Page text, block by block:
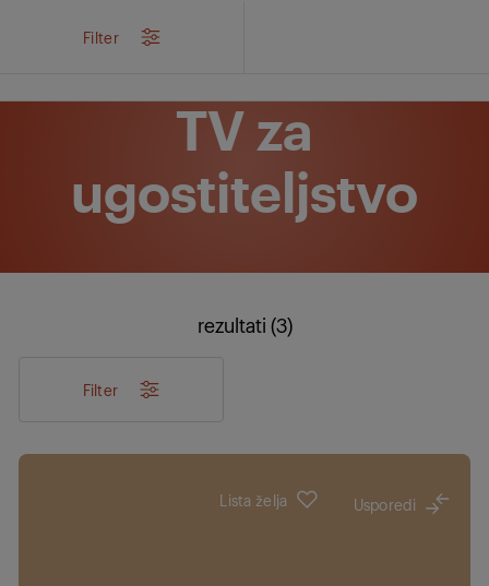
TV za
ugostiteljstvo
rezultati (3)
Filter
Lista želja Usporedi
Filter